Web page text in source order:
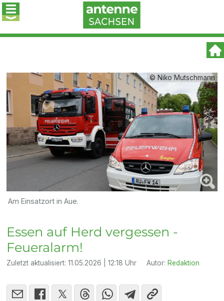
© Niko Mutschmann
Am Einsatzort in Aue.
Essen auf Herd vergessen -
Feueralarm!
Zuletzt aktualisiert:11.05.2026 | 12:18 Uhr Autor: Redaktion